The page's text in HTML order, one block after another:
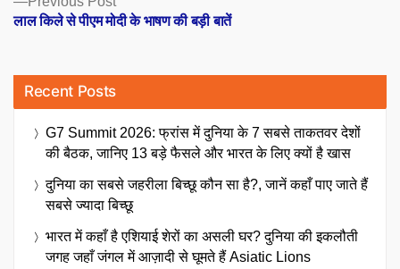
post:
लाल किले से पीएम मोदी के भाषण की बड़ी बातें
Recent Posts
G7 Summit 2026: फ्रांस में दुनिया के 7 सबसे ताकतवर देशों
की बैठक, जानिए 13 बड़े फैसले और भारत के लिए क्यों है खास
दुनिया का सबसे जहरीला बिच्छू कौन सा है?, जानें कहाँ पाए जाते हैं
सबसे ज्यादा बिच्छू
भारत में कहाँ है एशियाई शेरों का असली घर? दुनिया की इकलौती
जगह जहाँ जंगल में आज़ादी से घूमते हैं Asiatic Lions